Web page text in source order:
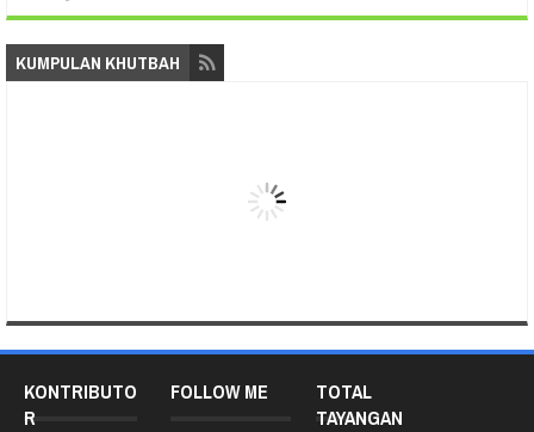
KUMPULAN KHUTBAH
KONTRIBUTO
R
FOLLOW ME
TOTAL
TAYANGAN